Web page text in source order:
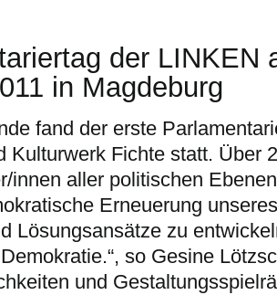
der LINKEN
in Magdeburg
fand der erste
Kulturwerk Fichte statt. Über
innen aller politischen
Erneuerung
Lösungsansätze zu
so Gesine
und